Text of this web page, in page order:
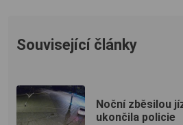
Související články
Noční zběsilou
ukončila policie